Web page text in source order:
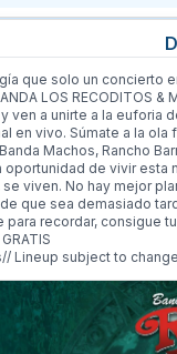
que solo un concierto
LOS RECODITOS
ven a unirte a la
en vivo. Súmate a la
Machos, Rancho
oportunidad de vivir
viven. No hay mejor
que sea demasiado
para recordar, consigue
Lineup subject to change